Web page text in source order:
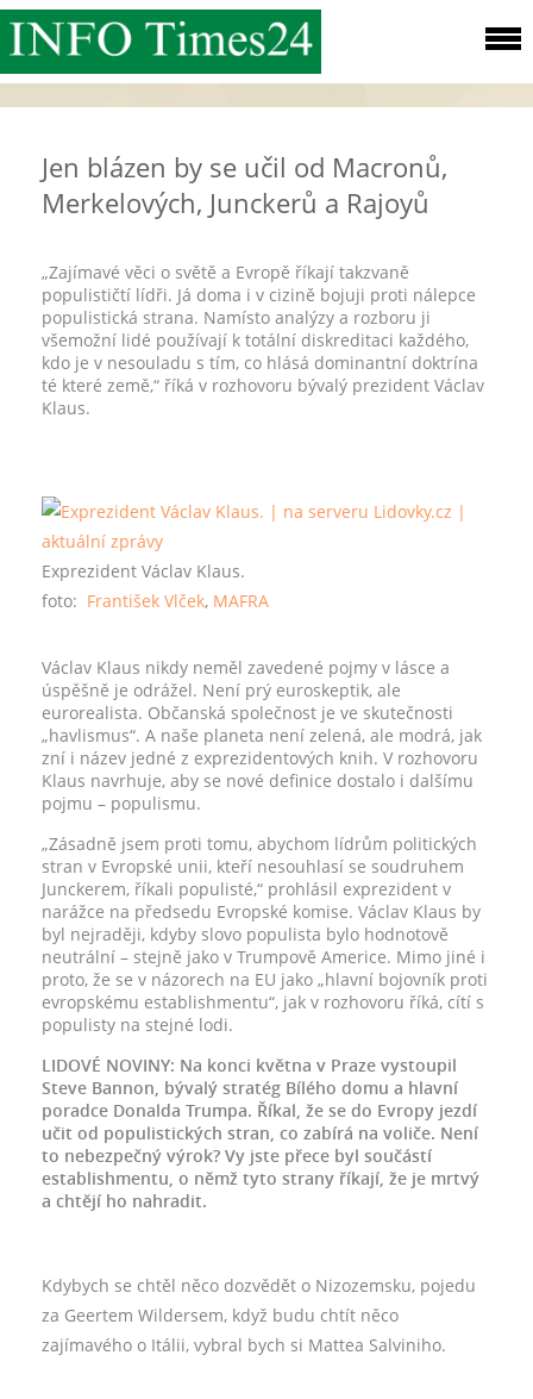
Jen blázen by se učil od Macronů,
Merkelových, Junckerů a Rajoyů
„Zajímavé věci o světě a Evropě říkají takzvaně
populističtí lídři. Já doma i v cizině bojuji proti nálepce
populistická strana. Namísto analýzy a rozboru ji
všemožní lidé používají k totální diskreditaci každého,
kdo je v nesouladu s tím, co hlásá dominantní doktrína
té které země,“ říká v rozhovoru bývalý prezident Václav
Klaus.
Exprezident Václav Klaus.
foto: František Vlček, MAFRA
Václav Klaus nikdy neměl zavedené pojmy v lásce a
úspěšně je odrážel. Není prý euroskeptik, ale
eurorealista. Občanská společnost je ve skutečnosti
„havlismus“. A naše planeta není zelená, ale modrá, jak
zní i název jedné z exprezidentových knih. V rozhovoru
Klaus navrhuje, aby se nové definice dostalo i dalšímu
pojmu – populismu.
„Zásadně jsem proti tomu, abychom lídrům politických
stran v Evropské unii, kteří nesouhlasí se soudruhem
Junckerem, říkali populisté,“ prohlásil exprezident v
narážce na předsedu Evropské komise. Václav Klaus by
byl nejraději, kdyby slovo populista bylo hodnotově
neutrální – stejně jako v Trumpově Americe. Mimo jiné i
proto, že se v názorech na EU jako „hlavní bojovník proti
evropskému establishmentu“, jak v rozhovoru říká, cítí s
populisty na stejné lodi.
LIDOVÉ NOVINY: Na konci května v Praze vystoupil
Steve Bannon, bývalý stratég Bílého domu a hlavní
poradce Donalda Trumpa. Říkal, že se do Evropy jezdí
učit od populistických stran, co zabírá na voliče. Není
to nebezpečný výrok? Vy jste přece byl součástí
establishmentu, o němž tyto strany říkají, že je mrtvý
a chtějí ho nahradit.
Kdybych se chtěl něco dozvědět o Nizozemsku, pojedu
za Geertem Wildersem, když budu chtít něco
zajímavého o Itálii, vybral bych si Mattea Salviniho.